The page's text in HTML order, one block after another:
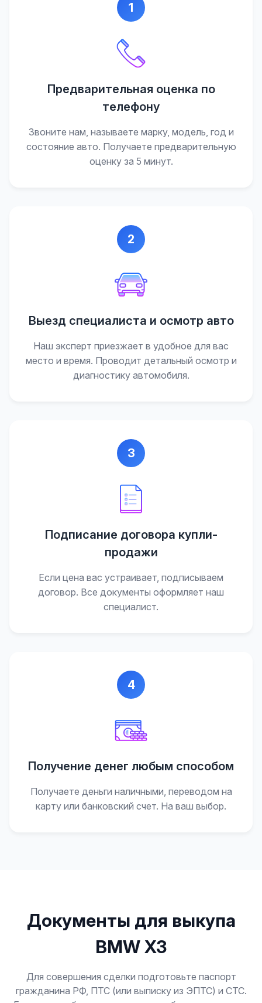
1
Предварительная оценка по
телефону
Звоните нам, называете марку, модель, год и
состояние авто. Получаете предварительную
оценку за 5 минут.
2
Выезд специалиста и осмотр авто
Наш эксперт приезжает в удобное для вас
место и время. Проводит детальный осмотр и
диагностику автомобиля.
3
Подписание договора купли-
продажи
Если цена вас устраивает, подписываем
договор. Все документы оформляет наш
специалист.
4
Получение денег любым способом
Получаете деньги наличными, переводом на
карту или банковский счет. На ваш выбор.
Документы для выкупа
BMW X3
Для совершения сделки подготовьте паспорт
гражданина РФ, ПТС (или выписку из ЭПТС) и СТС.